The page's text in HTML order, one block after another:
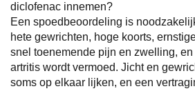
diclofenac innemen?
Een spoedbeoordeling is
hete gewrichten, hoge koorts,
snel toenemende pijn en zwelling,
artritis wordt vermoed. Jicht en
soms op elkaar lijken, en een